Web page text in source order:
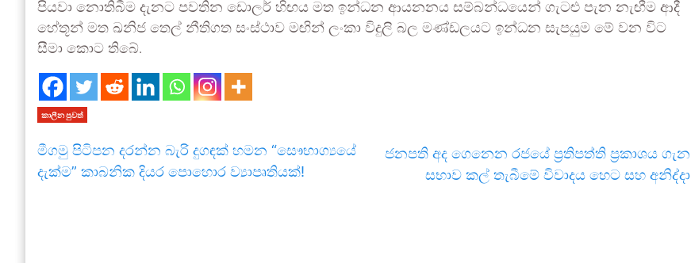
පියවා නොතිබීම දැනට පවතින ඩොලර් හිඟය මත ඉන්ධන ආයනනය සම්බන්ධයෙන් ගැටළු පැන නැඟීම ආදී
හේතූන් මත ඛනිජ තෙල් නීතිගත සංස්ථාව මඟින් ලංකා විදුලි බල මණ්ඩලයට ඉන්ධන සැපයුම මේ වන විට
සීමා කොට තිබේ.
කාලීන පුවත්
මීගමු පිටිපන දරන්න බැරි දුගඳක් හමන “සෞභාග්‍යයේ
දැක්ම” කාබනික දියර පොහොර ව්‍යාපෘතියක්!
ජනපති අද ගෙනෙන රජයේ ප්‍රතිපත්ති ප්‍රකාශය ගැන
සභාව කල් තැබීමේ විවාදය හෙට සහ අනිද්දා